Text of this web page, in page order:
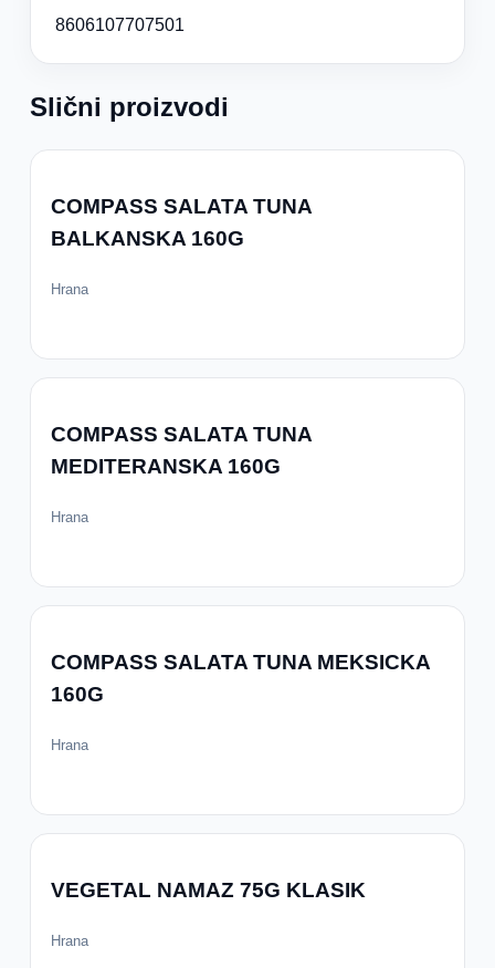
8606107707501
Slični proizvodi
COMPASS SALATA TUNA
BALKANSKA 160G
Hrana
COMPASS SALATA TUNA
MEDITERANSKA 160G
Hrana
COMPASS SALATA TUNA MEKSICKA
160G
Hrana
VEGETAL NAMAZ 75G KLASIK
Hrana